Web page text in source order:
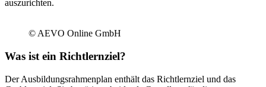
auszurichten.
© AEVO Online GmbH
Was ist ein Richtlernziel?
Der Ausbildungsrahmenplan enthält das Richtlernziel und das